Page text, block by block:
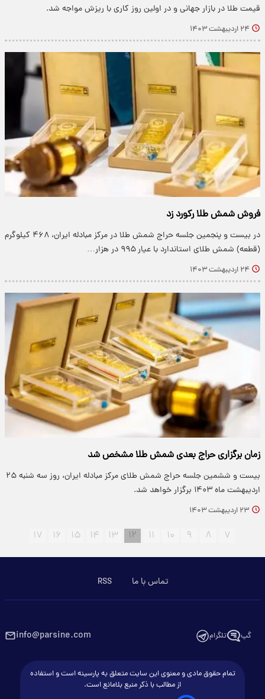
قیمت طلا در بازار جهانی و در اولین روز کاری با ریزش مواجه شد.
۲۴ اردیبهشت ۱۴۰۳
فروش شمش طلا رکورد زد
در بیست و پنجمین جلسه حراج شمش طلا در مرکز مبادله ایران، ۴۶۸ کیلوگرم
(قطعه) شمش طلای استاندارد با عیار ۹۹۵ در هزار…
۲۴ اردیبهشت ۱۴۰۳
زمان برگزاری حراج بعدی شمش طلا مشخص شد
بیست و ششمین جلسه حراج شمش طلای مرکز مبادله ایران، روز سه شنبه ۲۵
اردیبهشت ماه ۱۴۰۳ برگزار خواهد شد.
۲۳ اردیبهشت ۱۴۰۳
۷ ۸ ۹ ۱۰ ۱۱ ۱۲ ۱۳ ۱۴ ۱۵ ۱۶ ۱۷
تماس با ما RSS
گپ تلگرام info@parsine.com
تمام حقوق مادی و معنوی این سایت متعلق به پارسینه است و استفاده
از مطالب با ذکر منبع بلامانع است.